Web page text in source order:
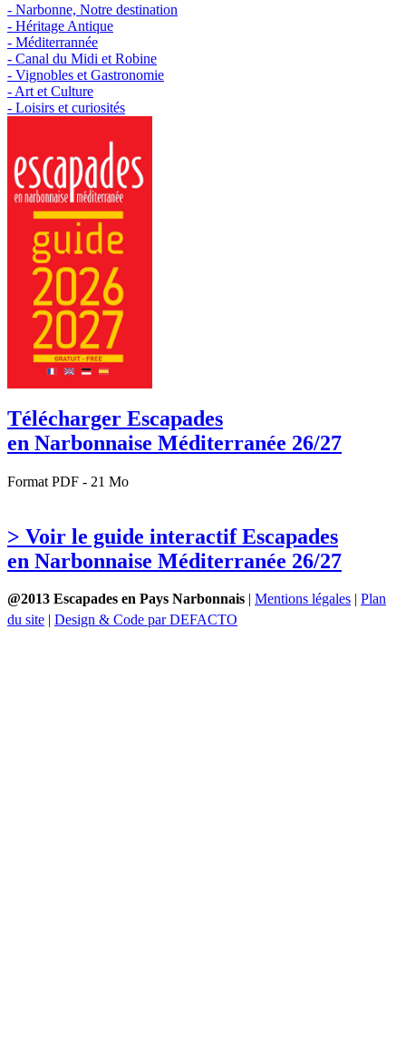
- Narbonne, Notre destination
- Héritage Antique
- Méditerrannée
- Canal du Midi et Robine
- Vignobles et Gastronomie
- Art et Culture
- Loisirs et curiosités
Télécharger Escapades
en Narbonnaise Méditerranée 26/27
Format PDF - 21 Mo
> Voir le guide interactif Escapades
en Narbonnaise Méditerranée 26/27
@2013 Escapades en Pays Narbonnais | Mentions légales | Plan
du site | Design & Code par DEFACTO